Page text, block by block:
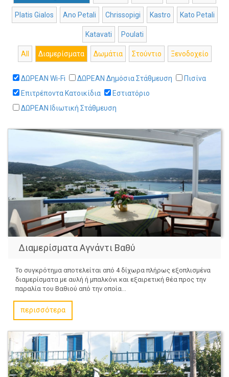
Platis Gialos Ano Petali Chrissopigi Kastro Kato Petali
Katavati Poulati
All Διαμερίσματα Δωμάτια Στούντιο Ξενοδοχείο
ΔΩΡΕΑΝ Wi-Fi ΔΩΡΕΑΝ Δημόσια Στάθμευση
Πισίνα
Επιτρέποντα Κατοικίδια
Εστιατόριο
ΔΩΡΕΑΝ Ιδιωτική Στάθμευση
Διαμερίσματα Αγνάντι Βαθύ
Το συγκρότημα αποτελείται από 4 δίχωρα πλήρως εξοπλισμένα
διαμερίσματα με αυλή ή μπαλκόνι και εξαιρετική θέα προς την
παραλία του Βαθιού από την οποία...
περισσότερα